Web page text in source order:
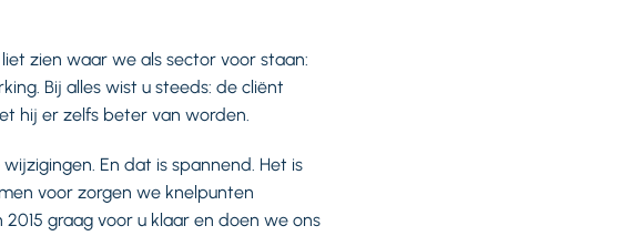
zien waar we als sector voor staan:
Bij alles wist u steeds: de cliënt
hij er zelfs beter van worden.
En dat is spannend. Het is
voor zorgen we knelpunten
graag voor u klaar en doen we ons